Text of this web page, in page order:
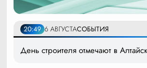
20:49 6 АВГУСТАСОБЫТИЯ
День строителя отмечают в